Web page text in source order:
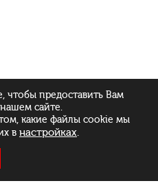
предоставить Вам
сайте.
какие файлы cookie мы
в настройках.